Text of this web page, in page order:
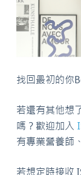
找回最初的你
若還有其他想
嗎？歡迎加入
有專業營養師
若想定時接收